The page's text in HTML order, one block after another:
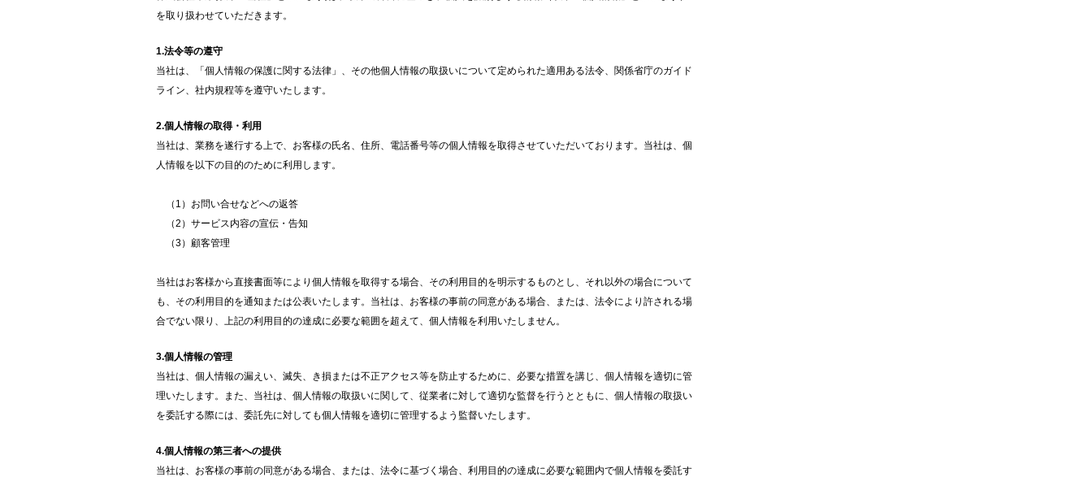
を取り扱わせていただきます。
1.法令等の遵守
当社は、「個人情報の保護に関する法律」、その他個人情報の取扱いについて定められた適用ある法令、関係省庁のガイド
ライン、社内規程等を遵守いたします。
2.個人情報の取得・利用
当社は、業務を遂行する上で、お客様の氏名、住所、電話番号等の個人情報を取得させていただいております。当社は、個
人情報を以下の目的のために利用します。
（1）お問い合せなどへの返答
（2）サービス内容の宣伝・告知
（3）顧客管理
当社はお客様から直接書面等により個人情報を取得する場合、その利用目的を明示するものとし、それ以外の場合について
も、その利用目的を通知または公表いたします。当社は、お客様の事前の同意がある場合、または、法令により許される場
合でない限り、上記の利用目的の達成に必要な範囲を超えて、個人情報を利用いたしません。
3.個人情報の管理
当社は、個人情報の漏えい、滅失、き損または不正アクセス等を防止するために、必要な措置を講じ、個人情報を適切に管
理いたします。また、当社は、個人情報の取扱いに関して、従業者に対して適切な監督を行うとともに、個人情報の取扱い
を委託する際には、委託先に対しても個人情報を適切に管理するよう監督いたします。
4.個人情報の第三者への提供
当社は、お客様の事前の同意がある場合、または、法令に基づく場合、利用目的の達成に必要な範囲内で個人情報を委託す